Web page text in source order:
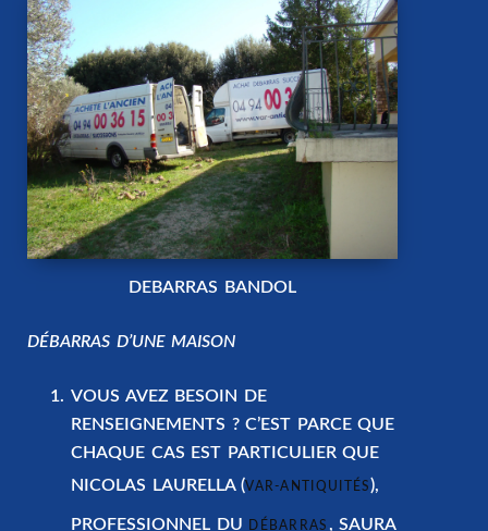
DEBARRAS BANDOL
DÉBARRAS D’UNE MAISON
VOUS AVEZ BESOIN DE
RENSEIGNEMENTS ? C’EST PARCE QUE
CHAQUE CAS EST PARTICULIER QUE
NICOLAS LAURELLA (VAR-ANTIQUITÉS ),
PROFESSIONNEL DU DÉBARRAS , SAURA